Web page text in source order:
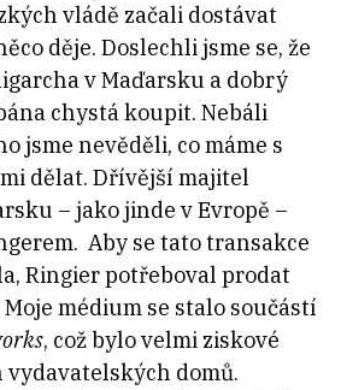
vládě začali dostávat
děje. Doslechli jsme se, že
v Maďarsku a dobrý
chystá koupit. Nebáli
jsme nevěděli, co máme s
dělat. Dřívější majitel
– jako jinde v Evropě –
Aby se tato transakce
Ringier potřeboval prodat
médium se stalo součástí
, což bylo velmi ziskové
domů.